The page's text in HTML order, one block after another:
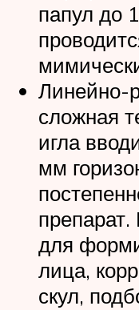
папул до
Линейно-
сложная
игла
мм
для
лица,
скул,